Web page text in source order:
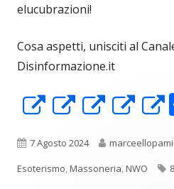
elucubrazioni!
Cosa aspetti, unisciti al
Disinformazione.it
Apre
una
nuova
Apre
una
nuova
Apre
una
nuova
una
Pubblicato
7 Agosto 2024 Autore
Esoterismo,Massoneria,NWO 8